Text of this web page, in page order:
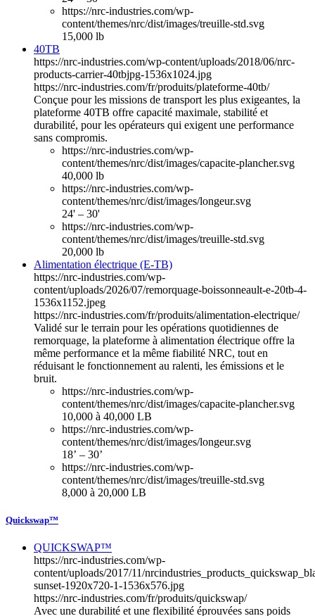
https://nrc-industries.com/wp-
content/themes/nrc/dist/images/treuille-std.svg
15,000 lb
40TB
https://nrc-industries.com/wp-content/uploads/2018/06/nrc-
products-carrier-40tbjpg-1536x1024.jpg
https://nrc-industries.com/fr/produits/plateforme-40tb/
Conçue pour les missions de transport les plus exigeantes, la
plateforme 40TB offre capacité maximale, stabilité et
durabilité, pour les opérateurs qui exigent une performance
sans compromis.
https://nrc-industries.com/wp-
content/themes/nrc/dist/images/capacite-plancher.svg
40,000 lb
https://nrc-industries.com/wp-
content/themes/nrc/dist/images/longeur.svg
24' – 30'
https://nrc-industries.com/wp-
content/themes/nrc/dist/images/treuille-std.svg
20,000 lb
Alimentation électrique (E-TB)
https://nrc-industries.com/wp-
content/uploads/2026/07/remorquage-boissonneault-e-20tb-4-
1536x1152.jpeg
https://nrc-industries.com/fr/produits/alimentation-electrique/
Validé sur le terrain pour les opérations quotidiennes de
remorquage, la plateforme à alimentation électrique offre la
même performance et la même fiabilité NRC, tout en
réduisant le fonctionnement au ralenti, les émissions et le
bruit.
https://nrc-industries.com/wp-
content/themes/nrc/dist/images/capacite-plancher.svg
10,000 à 40,000 LB
https://nrc-industries.com/wp-
content/themes/nrc/dist/images/longeur.svg
18’ – 30’
https://nrc-industries.com/wp-
content/themes/nrc/dist/images/treuille-std.svg
8,000 à 20,000 LB
Quickswap™
QUICKSWAP™
https://nrc-industries.com/wp-
content/uploads/2017/11/
sunset-1920x720-1-1536x576.jpg
https://nrc-industries.com/fr/produits/quickswap/
Avec une durabilité et une flexibilité éprouvées sans poids